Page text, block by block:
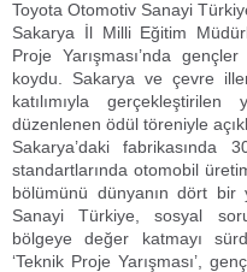
Toyota Otomotiv Sanayi
Sakarya İl Milli Eğitim
Proje Yarışması’nda
koydu. Sakarya ve çevre
katılımıyla gerçekleştirilen
düzenlenen ödül töreniyle
Sakarya’daki fabrikasında
standartlarında otomobil
bölümünü dünyanın dört bir
Sanayi Türkiye, sosyal
bölgeye değer katmayı
‘Teknik Proje Yarışması’,